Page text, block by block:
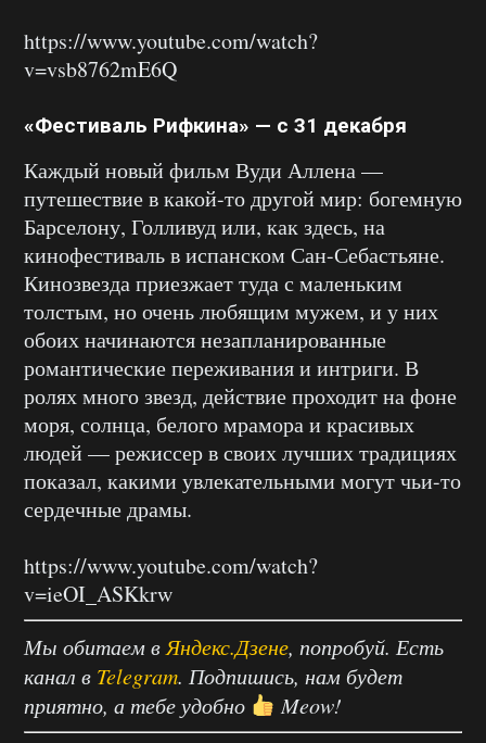
https://www.youtube.com/watch?
v=vsb8762mE6Q
«Фестиваль Рифкина» — с 31 декабря
Каждый новый фильм Вуди Аллена —
путешествие в какой-то другой мир: богемную
Барселону, Голливуд или, как здесь, на
кинофестиваль в испанском Сан-Себастьяне.
Кинозвезда приезжает туда с маленьким
толстым, но очень любящим мужем, и у них
обоих начинаются незапланированные
романтические переживания и интриги. В
ролях много звезд, действие проходит на фоне
моря, солнца, белого мрамора и красивых
людей — режиссер в своих лучших традициях
показал, какими увлекательными могут чьи-то
сердечные драмы.
https://www.youtube.com/watch?
v=ieOI_ASKkrw
Мы обитаем в Яндекс.Дзене, попробуй. Есть
канал в Telegram. Подпишись, нам будет
приятно, а тебе удобно
Meow!